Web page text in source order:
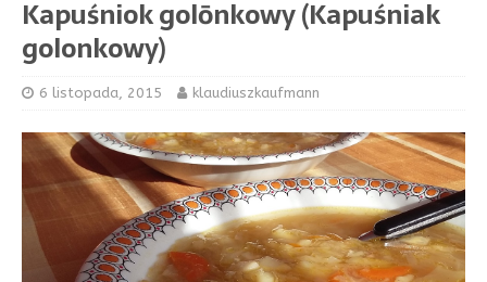
Kapuśniok golōnkowy (Kapuśniak
golonkowy)
6 listopada, 2015 klaudiuszkaufmann